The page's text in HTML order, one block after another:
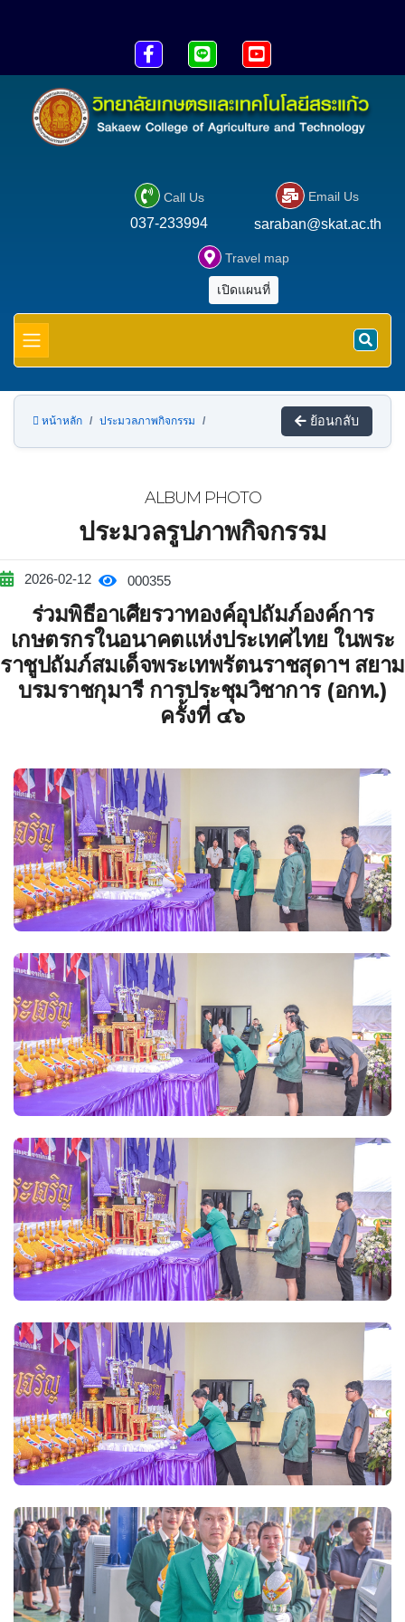
  
 Call Us
037-233994
 Email Us
saraban@skat.ac.th
 Travel map
เปิดแผนที่
หน้าหลัก ประมวลภาพกิจกรรม ย้อนกลับ
ALBUM PHOTO
ประมวลรูปภาพกิจกรรม
2026-02-12 000355
ร่วมพิธีอาเศียรวาทองค์อุปถัมภ์องค์การ
เกษตรกรในอนาคตแห่งประเทศไทย ในพระ
ราชูปถัมภ์สมเด็จพระเทพรัตนราชสุดาฯ สยาม
บรมราชกุมารี การประชุมวิชาการ (อกท.)
ครั้งที่ ๔๖